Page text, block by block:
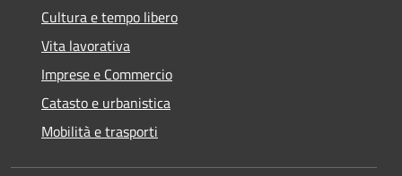
Cultura e tempo libero
Vita lavorativa
Imprese e Commercio
Catasto e urbanistica
Mobilità e trasporti